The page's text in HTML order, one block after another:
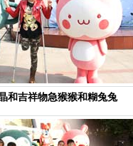
和吉祥物急猴猴和糊兔兔